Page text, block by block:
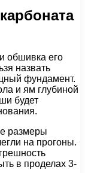
обшивка его
назвать
фундамент.
и ям глубиной
будет
размеры
на прогоны.
в проделах 3-